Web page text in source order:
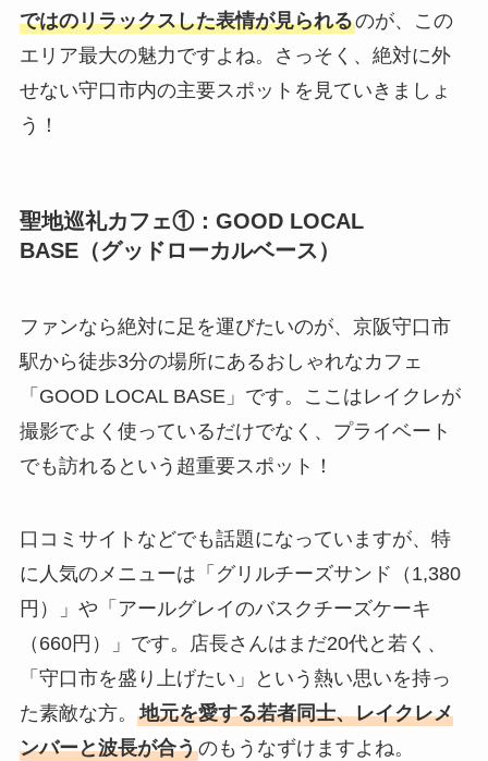
ではのリラックスした表情が見られるのが、この
エリア最大の魅力ですよね。さっそく、絶対に外
せない守口市内の主要スポットを見ていきましょ
う！
聖地巡礼カフェ①：GOOD LOCAL
BASE（グッドローカルベース）
ファンなら絶対に足を運びたいのが、京阪守口市
駅から徒歩3分の場所にあるおしゃれなカフェ
「GOOD LOCAL BASE」です。ここはレイクレが
撮影でよく使っているだけでなく、プライベート
でも訪れるという超重要スポット！
口コミサイトなどでも話題になっていますが、特
に人気のメニューは「グリルチーズサンド（1,380
円）」や「アールグレイのバスクチーズケーキ
（660円）」です。店長さんはまだ20代と若く、
「守口市を盛り上げたい」という熱い思いを持っ
た素敵な方。 地元を愛する若者同士、レイクレメ
ンバーと波長が合うのもうなずけますよね。